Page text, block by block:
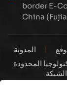
border E-
China
المدونة
للتكنولوجيا المحدودة